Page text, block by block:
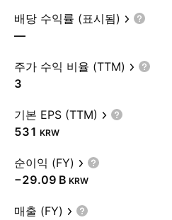
배당 수익률 (표시됨)
—
주가 수익 비율 (TTM)
3
기본 EPS (TTM)
531 KRW
순이익 (FY)
‪−29.09 B‬ KRW
매출 (FY)